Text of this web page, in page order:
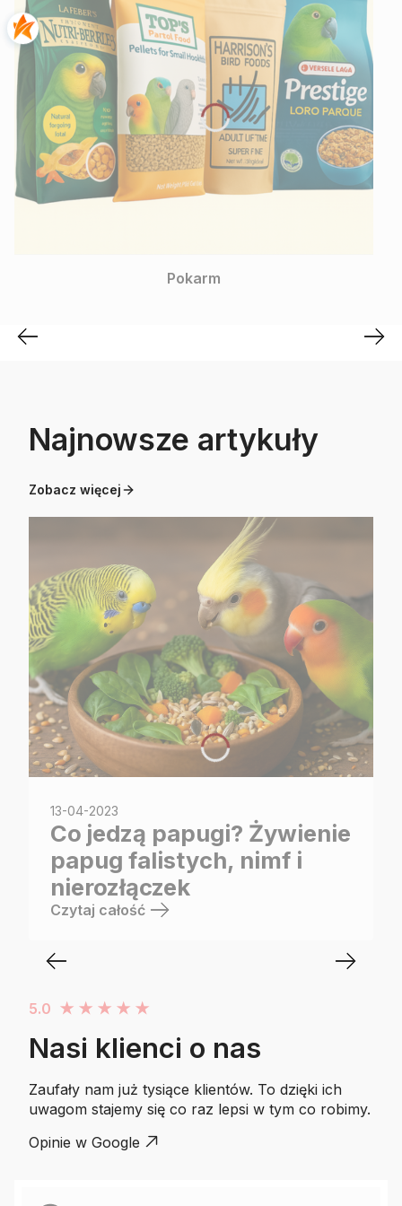
ParrotPlanet
Pokarm
Najnowsze artykuły
Zobacz więcej
13-04-2023
Co jedzą papugi? Żywienie
papug falistych, nimf i
nierozłączek
Czytaj całość
5.0 ★ ★ ★ ★ ★
Nasi klienci o nas
Zaufały nam już tysiące klientów. To dzięki ich
uwagom stajemy się co raz lepsi w tym co robimy.
Opinie w Google